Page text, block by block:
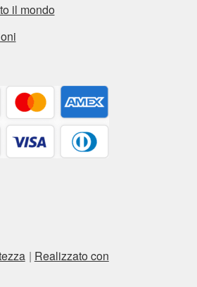
il mondo
Realizzato con